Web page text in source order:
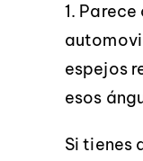
1.
espejos
esos
Si tienes